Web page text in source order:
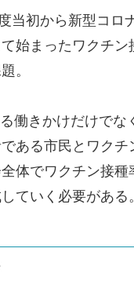
当初から新型コロ
始まったワクチン
。
働きかけだけでな
ある市民とワクチ
体でワクチン接種
ていく必要がある。